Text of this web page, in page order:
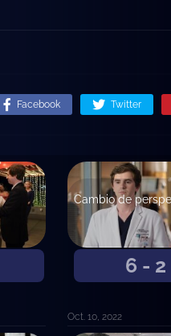
Facebook Twitter
6 - 2
Cambio de
Oct. 10, 2022